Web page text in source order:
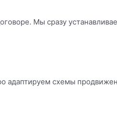
Мы сразу
адаптируем схемы